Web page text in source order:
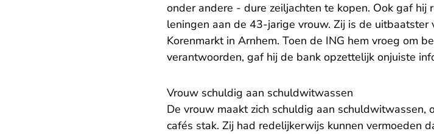
onder andere - dure zeiljachten te kopen. Ook gaf hij
leningen aan de 43-jarige vrouw. Zij is de
Korenmarkt in Arnhem. Toen de ING hem vroeg om
verantwoorden, gaf hij de bank opzettelijk onjuiste
Vrouw schuldig aan schuldwitwassen
De vrouw maakt zich schuldig aan
cafés stak. Zij had redelijkerwijs kunnen vermoeden